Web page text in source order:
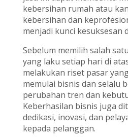
kebersihan rumah atau
kebersihan dan
menjadi kunci kesuksesan
Sebelum memilih salah
yang laku setiap hari di
melakukan riset pasar
memulai bisnis dan selalu
perubahan tren dan
Keberhasilan bisnis juga
dedikasi, inovasi, dan
kepada pelanggan.